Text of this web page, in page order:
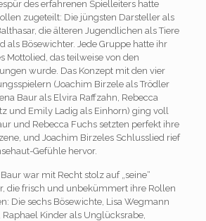
des erfahrenen Spielleiters hatte
zugeteilt: Die jüngsten Darsteller als
die älteren Jugendlichen als Tiere
als Bösewichter. Jede Gruppe hatte ihr
Mottolied, das teilweise von den
wurde. Das Konzept mit den vier
(Joachim Birzele als Trödler
Baur als Elvira Raffzahn, Rebecca
und Emily Ladig als Einhorn) ging voll
und Rebecca Fuchs setzten perfekt ihre
und Joachim Birzeles Schlusslied rief
Gefühle hervor.
war mit Recht stolz auf „seine“
die frisch und unbekümmert ihre Rollen
Die sechs Bösewichte, Lisa Wegmann
Kinder als Unglücksrabe,